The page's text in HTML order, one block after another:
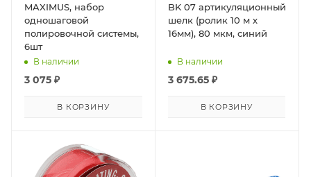
MAXIMUS, набор
одношаговой
полировочной системы,
6шт
В наличии
3 075 ₽
В КОРЗИНУ
BK 07 артикуляционный
шелк (ролик 10 м х
16мм), 80 мкм, синий
В наличии
3 675.65₽
В КОРЗИНУ